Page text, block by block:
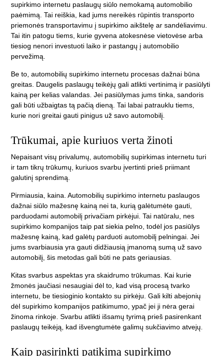
supirkimo internetu paslaugų siūlo nemokamą automobilio
paėmimą. Tai reiškia, kad jums nereikės rūpintis transporto
priemonės transportavimu į supirkimo aikštelę ar sandėliavimu.
Tai itin patogu tiems, kurie gyvena atokesnėse vietovėse arba
tiesiog nenori investuoti laiko ir pastangų į automobilio
pervežimą.
Be to, automobilių supirkimo internetu procesas dažnai būna
greitas. Daugelis paslaugų teikėjų gali atlikti vertinimą ir pasiūlyti
kainą per kelias valandas. Jei pasiūlymas jums tinka, sandoris
gali būti užbaigtas tą pačią dieną. Tai labai patrauklu tiems,
kurie nori greitai gauti pinigus už savo automobilį.
Trūkumai, apie kuriuos verta žinoti
Nepaisant visų privalumų, automobilių supirkimas internetu turi
ir tam tikrų trūkumų, kuriuos svarbu įvertinti prieš priimant
galutinį sprendimą.
Pirmiausia, kaina. Automobilių supirkimo internetu paslaugos
dažnai siūlo mažesnę kainą nei ta, kurią galėtumėte gauti,
parduodami automobilį privačiam pirkėjui. Tai natūralu, nes
supirkimo kompanijos taip pat siekia pelno, todėl jos pasiūlys
mažesnę kainą, kad galėtų parduoti automobilį pelningai. Jei
jums svarbiausia yra gauti didžiausią įmanomą sumą už savo
automobilį, šis metodas gali būti ne pats geriausias.
Kitas svarbus aspektas yra skaidrumo trūkumas. Kai kurie
žmonės jaučiasi nesaugiai dėl to, kad visą procesą tvarko
internetu, be tiesioginio kontakto su pirkėju. Gali kilti abejonių
dėl supirkimo kompanijos patikimumo, ypač jei ji nėra gerai
žinoma rinkoje. Svarbu atlikti išsamų tyrimą prieš pasirenkant
paslaugų teikėją, kad išvengtumėte galimų sukčiavimo atvejų.
Kaip pasirinkti patikimą supirkimo